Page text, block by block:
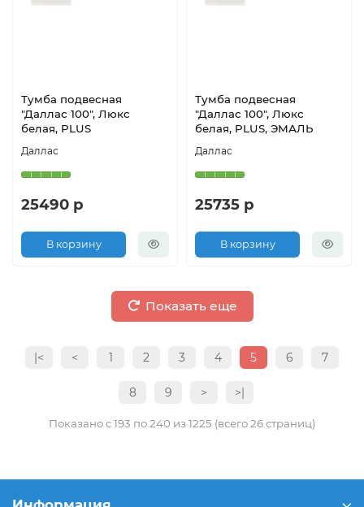
Тумба подвесная
"Даллас 100", Люкс
белая, PLUS
Даллас
25490 р
В корзину
Тумба подвесная
"Даллас 100", Люкс
белая, PLUS, ЭМАЛЬ
Даллас
25735 р
В корзину
Показать еще
|< < 1 2 3 4 5 6 7
8 9 > >|
Показано с 193 по 240 из 1225 (всего 26 страниц)